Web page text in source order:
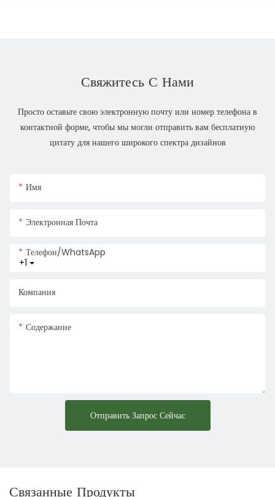
Свяжитесь С Нами
Просто оставьте свою электронную почту или номер телефона в
контактной форме, чтобы мы могли отправить вам бесплатную
цитату для нашего широкого спектра дизайнов
Имя
Электронная Почта
+1
Телефон/WhatsApp
Компания
Содержание
Отправить Запрос Сейчас
Связанные Продукты